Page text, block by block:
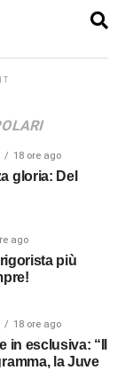
18 ore ago
gloria: Del
ago
più
18 ore ago
in esclusiva: “Il
la Juve